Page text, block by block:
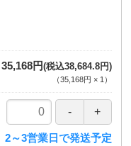
35,168円(税込38,684.8円)
（35,168円 × 1 ）
2～3営業日で発送予定